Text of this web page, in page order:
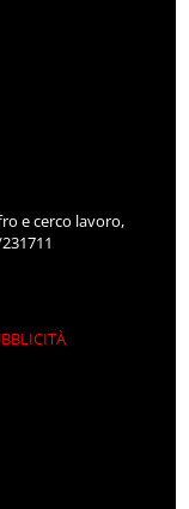
e cerco lavoro,